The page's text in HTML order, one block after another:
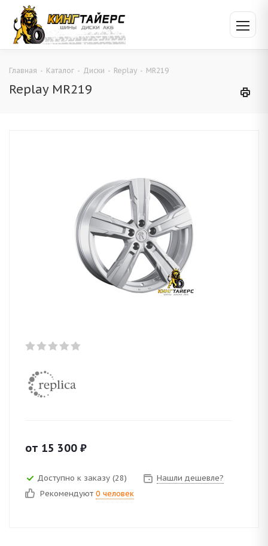
Главная - Каталог - Диски - Replay - MR219
Replay MR219
от 15 300 ₽
Доступно к заказу (28)
Нашли дешевле?
Рекомендуют 0 человек